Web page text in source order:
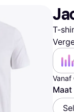
Bol
H&M
T-
Vanaf